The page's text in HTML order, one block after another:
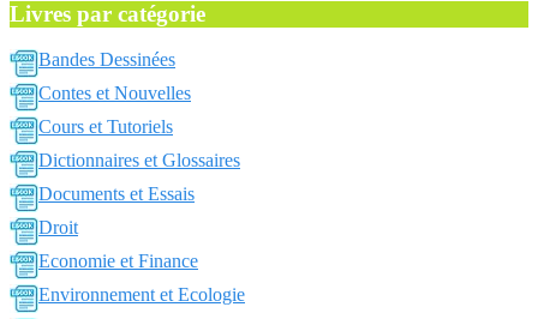
Livres par catégorie
Bandes Dessinées
Contes et Nouvelles
Cours et Tutoriels
Dictionnaires et Glossaires
Documents et Essais
Droit
Economie et Finance
Environnement et Ecologie